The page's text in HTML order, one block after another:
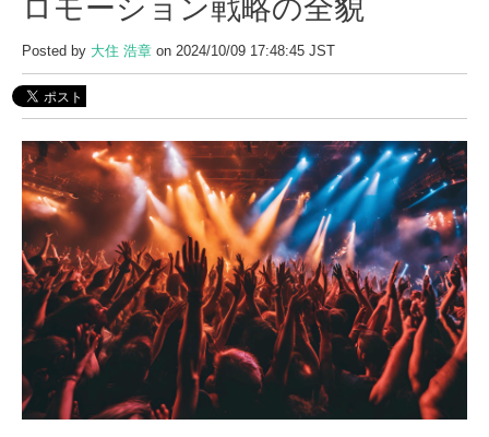
ロモーション戦略の全貌
Posted by 大住 浩章 on 2024/10/09 17:48:45 JST